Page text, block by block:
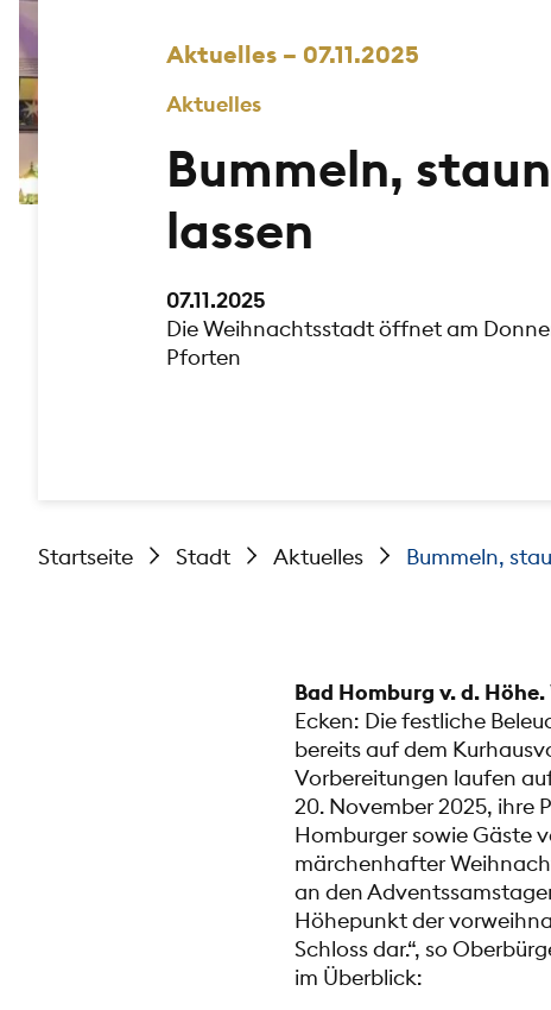
Aktuelles – 07.11.2025
Aktuelles
Bummeln,
lassen
07.11.2025
Die Weihnachtsstadt öffnet am
Pforten
Startseite Stadt Aktuelles Bummeln,
Bad Homburg v. d. Höhe.
Ecken: Die festliche
bereits auf dem
Vorbereitungen laufen
20. November 2025, ihre
Homburger sowie Gäste
märchenhafter
an den
Höhepunkt der
Schloss dar.“, so
im Überblick: